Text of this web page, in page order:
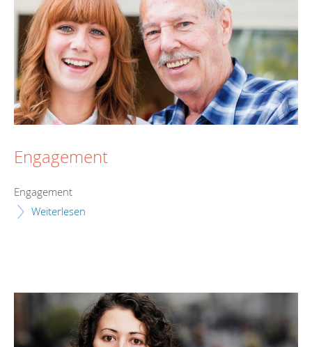
Engagement
Engagement
Weiterlesen